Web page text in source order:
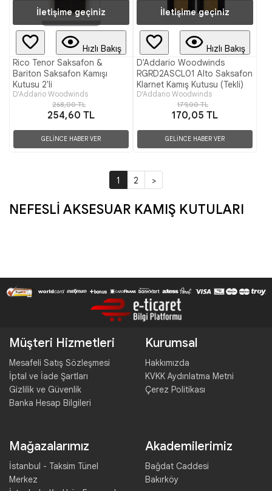
İletişime geçiniz
Hızlı Bakış
Rico Tenor Saksafon &
Bariton Saksafon Kamışı
Kutusu 2'li
D'Addario Woodwinds
268,00 TL
254,60 TL
GELİNCE HABER VER
İletişime geçiniz
Hızlı Bakış
D'Addario Woodwinds
RGRD2ASCL01 Alto Saksafon
Klarnet Kamış Kutusu (Tekli)
D'Addario Woodwinds
179,00 TL
170,05 TL
GELİNCE HABER VER
1 2 >
NEFESLİ AKSESUAR KAMIŞ KUTULARI
Müşteri Hizmetleri
Mesafeli Satış Sözleşmesi
İptal ve İade Şartları
Gizlilik ve Güvenlik
Banka Hesap Bilgileri
Kurumsal
Hakkımızda
KVKK Aydınlatma Metni
Çerez Politikası
Mağazalarımız
İstanbul - Taksim Tünel
Merkez
Akademilerimiz
Bağdat Caddesi
Bakırköy